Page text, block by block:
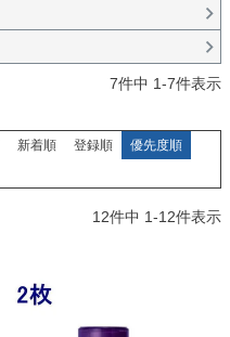
7件中 1-7件表示
新着順 登録順
優先度順
12件中 1-12件表示